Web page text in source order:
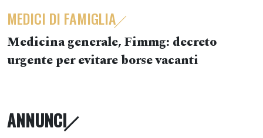
MEDICI DI FAMIGLIA
Medicina generale, Fimmg: decreto
urgente per evitare borse vacanti
ANNUNCI